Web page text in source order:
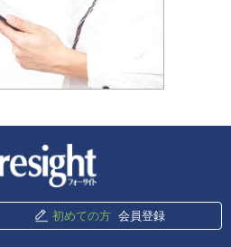
初めての方 会員登録